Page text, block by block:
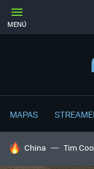
MENÚ
MAPAS
HOY SE HABLA DE
China Tim